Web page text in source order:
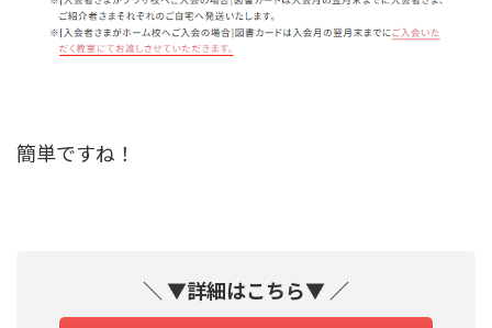
簡単ですね！
＼ ▼詳細はこちら▼ ／